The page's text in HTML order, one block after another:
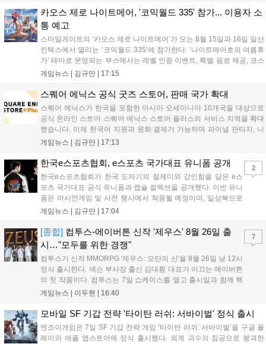
영상 및 대형 전광판에 소개될 예정입니다....
카오스 제로 나이트메어, '코믹월드 335' 참가... 이용자 소
통 예고
스마일게이트의 ‘카오스 제로 나이트메어’가 오는 8월 15일과 16일 일산
킨텍스에서 열리는 ‘코믹월드 335’에 참가한다. ‘나이트메어호의 여름휴
가’ 테마로 운영되는 부스에서는 레벨 인증 이벤트, 특별 음료 제공, 코스
프레 모델 포토존 등 다채로운 행사가 진행된다. 유명 코스어 7인이 캐릭
세한 정보는 공식 커뮤니티에서 확인 가능하다....
게임뉴스 | 김규만 17:15
스퀘어 에닉스 공식 굿즈 스토어, 판매 국가 확대
스퀘어 에닉스가 한국을 포함한 아시아·오세아니아 10개국을 대상으로
공식 온라인 스토어 스퀘어 에닉스 스토어 플러스의 서비스 지역을 확대
했습니다. 이제 한국어 지원과 원화 결제가 가능하며 파이널 판타지, 니
어 등 주요 게임의 피규어, 굿즈를 구매할 수 있습니다. 신상품이 순차적
용 가능합니다....
게임뉴스 | 김규만 17:13
한국e스포츠협회, e스포츠 국가대표 유니폼 공개
한국e스포츠협회가 한국 도자기의 절제미와 강인함을 담은 e스
포츠 국가대표 공식 유니폼과 캡슐 컬렉션을 공개했다. 이번 유니
폼은 아시안게임 및 사전 행사에서 착용될 예정이며, 일상복으로
구성된 컬렉션은 오는 8월 28일부터 골스튜디오 공식 홈페이지
서는 대회 규정에 따라 별도의 유니폼을 착용할 계획이다....
게임뉴스 | 김규만 17:04
2
[종합] 컴투스-에이버튼 신작 '제우스' 8월 26일 출
시…"모두를 위한 경쟁"
컴투스가 신작 MMORPG '제우스: 오만의 신'을 8월 26일 낮 12시
정식 출시한다. 넥슨 부사장 출신 김대훤 대표가 이끄는 에이버튼
의 첫 작품이다. 컴투스는 7일 쇼케이스를 열고 출시일과 함께 핵
심 콘텐츠, 유료화 정책, 운영 방향을 공개했다. 캐릭터명 선점은
의 오만으로 균열이...
게임뉴스 | 이두현 16:40
7
모바일 SF 기갑 전략 '타이탄 러쉬: 서바이벌' 정식 출시
엔조이게임은 7일 SF 기갑 전략 게임 ‘타이탄 러쉬: 서바이벌’을 구글 플
레이와 애플 앱스토어에 정식 출시했다. 외계 괴수의 침공으로 붕괴한